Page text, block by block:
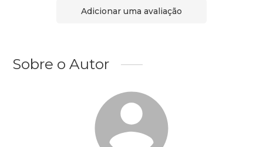
Adicionar uma avaliação
Sobre o Autor